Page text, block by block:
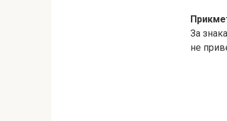
За
не